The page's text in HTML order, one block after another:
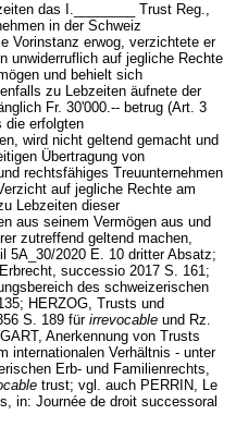
das I.________ Trust Reg.,
in der Schweiz
Vorinstanz erwog, verzichtete er
unwiderruflich auf jegliche Rechte
und behielt sich
zu Lebzeiten äufnete der
Fr. 30'000.-- betrug (Art. 3
die erfolgten
wird nicht geltend gemacht und
Übertragung von
rechtsfähiges Treuunternehmen
auf jegliche Rechte am
Lebzeiten dieser
aus seinem Vermögen aus und
zutreffend geltend machen,
5A_30/2020 E. 10 dritter Absatz;
successio 2017 S. 161;
des schweizerischen
HERZOG, Trusts und
S. 189 für irrevocable und Rz.
Anerkennung von Trusts
internationalen Verhältnis - unter
Erb- und Familienrechts,
trust; vgl. auch PERRIN, Le
in: Journée de droit successoral